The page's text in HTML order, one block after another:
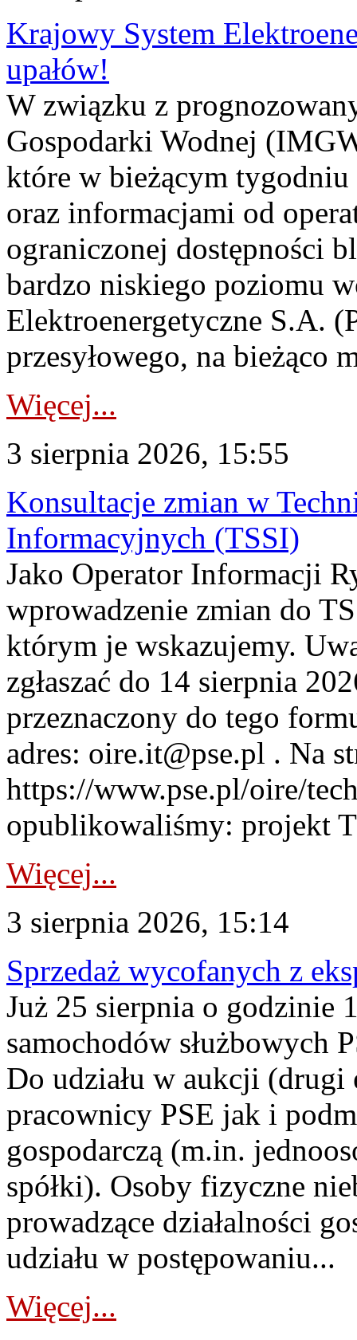
Krajowy System
upałów!
W związku z
Gospodarki Wodnej
które w bieżącym tygodniu
oraz informacjami od
ograniczonej dostępności
bardzo niskiego poziomu
Elektroenergetyczne S.A.
przesyłowego, na bieżąco
Więcej...
3 sierpnia 2026, 15:55
Konsultacje zmian w
Informacyjnych (TSSI)
Jako Operator Informacji
wprowadzenie zmian do
którym je wskazujemy.
zgłaszać do 14 sierpnia
przeznaczony do tego
adres: oire.it@pse.pl . Na
https://www.pse.pl/oire/
opublikowaliśmy: projekt
Więcej...
3 sierpnia 2026, 15:14
Sprzedaż wycofanych z
Już 25 sierpnia o godzinie
samochodów służbowych
Do udziału w aukcji (drugi
pracownicy PSE jak i
gospodarczą (m.in.
spółki). Osoby fizyczne
prowadzące działalności
udziału w postępowaniu...
Więcej...